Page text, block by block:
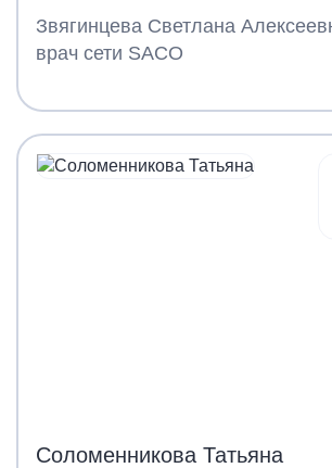
Звягинцева Светлана
врач сети SACO
Соломенникова Татьяна